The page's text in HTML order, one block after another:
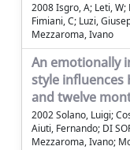
2008 Isgro, A; Leti, W;
Fimiani, C; Luzi,
Mezzaroma, Ivano
An emotionally
style influences
and twelve
2002 Solano, Luigi;
Aiuti, Fernando; DI
Mezzaroma, Ivano;